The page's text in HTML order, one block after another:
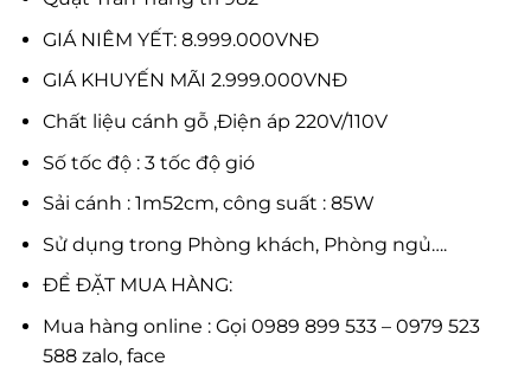
GIÁ NIÊM YẾT: 8.999.000VNĐ
GIÁ KHUYẾN MÃI 2.999.000VNĐ
Chất liệu cánh gỗ ,Điện áp 220V/110V
Số tốc độ : 3 tốc độ gió
Sải cánh : 1m52cm, công suất : 85W
Sử dụng trong Phòng khách, Phòng ngủ….
ĐỂ ĐẶT MUA HÀNG:
Mua hàng online : Gọi 0989 899 533 – 0979 523
588 zalo, face